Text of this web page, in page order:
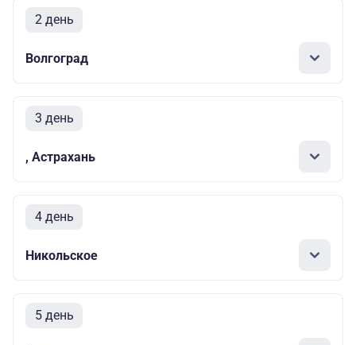
2 день
Волгоград
3 день
, Астрахань
4 день
Никольское
5 день